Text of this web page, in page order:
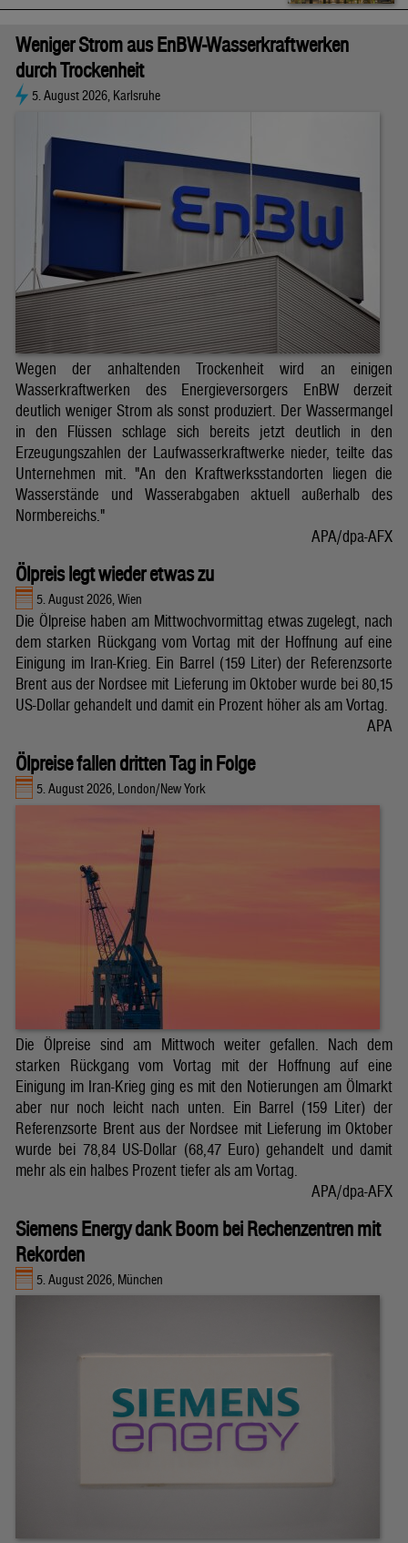
Weniger Strom aus EnBW-Wasserkraftwerken
durch Trockenheit
5. August 2026, Karlsruhe
Wegen der anhaltenden Trockenheit wird an einigen
Wasserkraftwerken des Energieversorgers EnBW derzeit
deutlich weniger Strom als sonst produziert. Der Wassermangel
in den Flüssen schlage sich bereits jetzt deutlich in den
Erzeugungszahlen der Laufwasserkraftwerke nieder, teilte das
Unternehmen mit. "An den Kraftwerksstandorten liegen die
Wasserstände und Wasserabgaben aktuell außerhalb des
Normbereichs."
APA/dpa-AFX
Ölpreis legt wieder etwas zu
5. August 2026, Wien
Die Ölpreise haben am Mittwochvormittag etwas zugelegt, nach
dem starken Rückgang vom Vortag mit der Hoffnung auf eine
Einigung im Iran-Krieg. Ein Barrel (159 Liter) der Referenzsorte
Brent aus der Nordsee mit Lieferung im Oktober wurde bei 80,15
US-Dollar gehandelt und damit ein Prozent höher als am Vortag.
APA
Ölpreise fallen dritten Tag in Folge
5. August 2026, London/New York
Die Ölpreise sind am Mittwoch weiter gefallen. Nach dem
starken Rückgang vom Vortag mit der Hoffnung auf eine
Einigung im Iran-Krieg ging es mit den Notierungen am Ölmarkt
aber nur noch leicht nach unten. Ein Barrel (159 Liter) der
Referenzsorte Brent aus der Nordsee mit Lieferung im Oktober
wurde bei 78,84 US-Dollar (68,47 Euro) gehandelt und damit
mehr als ein halbes Prozent tiefer als am Vortag.
APA/dpa-AFX
Siemens Energy dank Boom bei Rechenzentren mit
Rekorden
5. August 2026, München